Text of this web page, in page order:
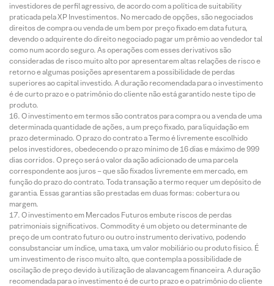
investidores de perfil agressivo, de acordo com a política de suitability
praticada pela XP Investimentos. No mercado de opções, são negociados
direitos de compra ou venda de um bem por preço fixado em data futura,
devendo o adquirente do direito negociado pagar um prêmio ao vendedor tal
como num acordo seguro. As operações com esses derivativos são
consideradas de risco muito alto por apresentarem altas relações de risco e
retorno e algumas posições apresentarem a possibilidade de perdas
superiores ao capital investido. A duração recomendada para o investimento
é de curto prazo e o patrimônio do cliente não está garantido neste tipo de
produto.
O investimento em termos são contratos para compra ou a venda de uma
determinada quantidade de ações, a um preço fixado, para liquidação em
prazo determinado. O prazo do contrato a Termo é livremente escolhido
pelos investidores, obedecendo o prazo mínimo de 16 dias e máximo de 999
dias corridos. O preço será o valor da ação adicionado de uma parcela
correspondente aos juros – que são fixados livremente em mercado, em
função do prazo do contrato. Toda transação a termo requer um depósito de
garantia. Essas garantias são prestadas em duas formas: cobertura ou
margem.
O investimento em Mercados Futuros embute riscos de perdas
patrimoniais significativos. Commodity é um objeto ou determinante de
preço de um contrato futuro ou outro instrumento derivativo, podendo
consubstanciar um índice, uma taxa, um valor mobiliário ou produto físico. É
um investimento de risco muito alto, que contempla a possibilidade de
oscilação de preço devido à utilização de alavancagem financeira. A duração
recomendada para o investimento é de curto prazo e o patrimônio do cliente